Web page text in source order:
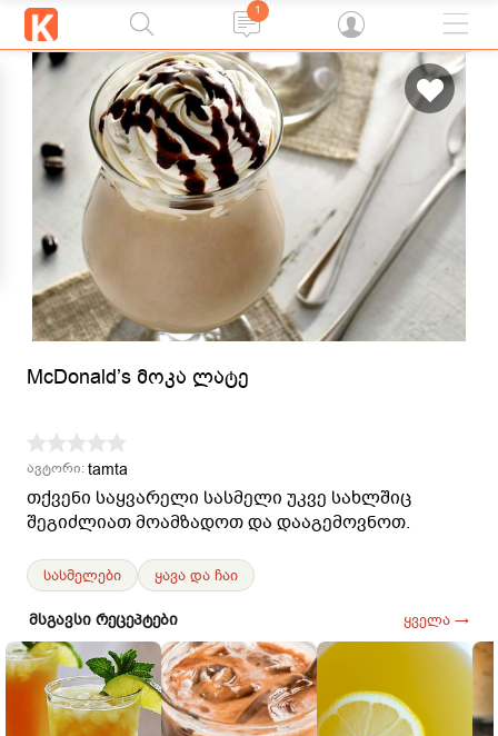
1
McDonald’s მოკა ლატე
ავტორი:tamta
თქვენი საყვარელი სასმელი უკვე სახლშიც
შეგიძლიათ მოამზადოთ და დააგემოვნოთ.
სასმელები ყავა და ჩაი
მსგავსი რეცეპტები ყველა →